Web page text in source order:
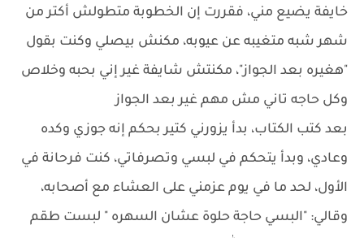
خايفة يضيع مني، فقررت إن الخطوبة متطولش أكتر من
شهر شبه متغيبه عن عيوبه، مكنش بيصلي وكنت بقول
"هغيره بعد الجواز"، مكنتش شايفة غير إني بحبه وخلاص
وكل حاجه تاني مش مهم غير بعد الجواز
بعد كتب الكتاب، بدأ يزورني كتير بحكم إنه جوزي وكده
وعادي، وبدأ يتحكم في لبسي وتصرفاتي، كنت فرحانة في
الأول، لحد ما في يوم عزمني على العشاء مع أصحابه،
وقالي: "البسي حاجة حلوة عشان السهره " لبست طقم